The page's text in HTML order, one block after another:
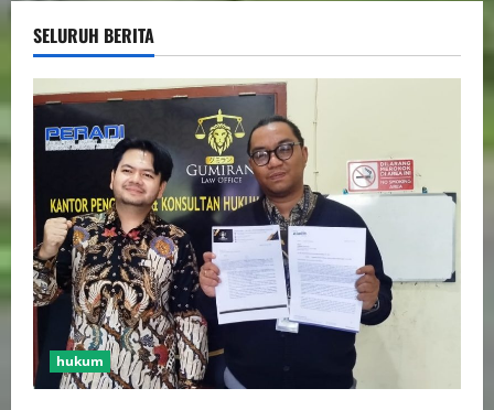
SELURUH BERITA
hukum